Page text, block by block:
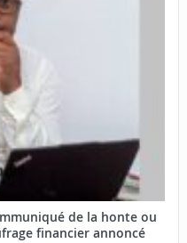
de la honte ou
financier annoncé